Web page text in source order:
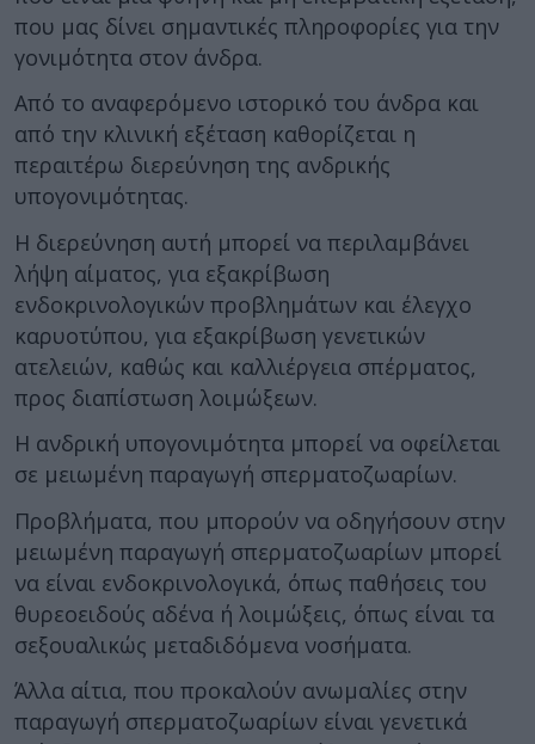
που μας δίνει σημαντικές πληροφορίες για την
γονιμότητα στον άνδρα.
Από το αναφερόμενο ιστορικό του άνδρα και
από την κλινική εξέταση καθορίζεται η
περαιτέρω διερεύνηση της ανδρικής
υπογονιμότητας.
Η διερεύνηση αυτή μπορεί να περιλαμβάνει
λήψη αίματος, για εξακρίβωση
ενδοκρινολογικών προβλημάτων και έλεγχο
καρυοτύπου, για εξακρίβωση γενετικών
ατελειών, καθώς και καλλιέργεια σπέρματος,
προς διαπίστωση λοιμώξεων.
Η ανδρική υπογονιμότητα μπορεί να οφείλεται
σε μειωμένη παραγωγή σπερματοζωαρίων.
Προβλήματα, που μπορούν να οδηγήσουν στην
μειωμένη παραγωγή σπερματοζωαρίων μπορεί
να είναι ενδοκρινολογικά, όπως παθήσεις του
θυρεοειδούς αδένα ή λοιμώξεις, όπως είναι τα
σεξουαλικώς μεταδιδόμενα νοσήματα.
Άλλα αίτια, που προκαλούν ανωμαλίες στην
παραγωγή σπερματοζωαρίων είναι γενετικά